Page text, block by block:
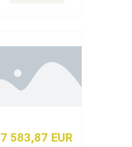
7 583,87 EUR